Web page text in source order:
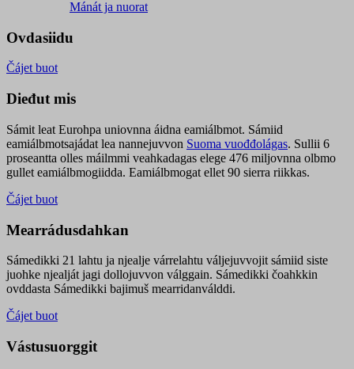
Mánát ja nuorat
Ovdasiidu
Čájet buot
Dieđut mis
Sámit leat Eurohpa uniovnna áidna eamiálbmot. Sámiid
eamiálbmotsajádat lea nannejuvvon Suoma vuođđolágas. Sullii 6
proseantta olles máilmmi veahkadagas elege 476 miljovnna olbmo
gullet eamiálbmogiidda. Eamiálbmogat ellet 90 sierra riikkas.
Čájet buot
Mearrádusdahkan
Sámedikki 21 lahtu ja njealje várrelahtu váljejuvvojit sámiid siste
juohke njealját jagi dollojuvvon válggain. Sámedikki čoahkkin
ovddasta Sámedikki bajimuš mearridanválddi.
Čájet buot
Vástusuorggit